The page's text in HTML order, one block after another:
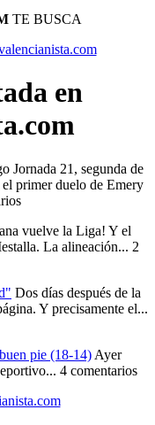
TE BUSCA
en
Jornada 21, segunda de
primer duelo de Emery
vuelve la Liga! Y el
La alineación... 2
Dos días después de la
Y precisamente el...
pie (18-14)Ayer
4 comentarios